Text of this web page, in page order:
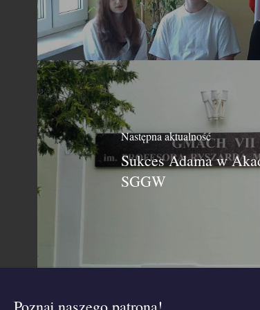
Następna aktualność
Sukces Adama w
SGGW
Poznaj naszego patrona!